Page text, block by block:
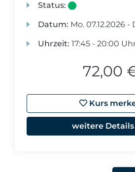
Status:
Datum: Mo. 07.12.2026 -
Uhrzeit: 17:45 - 20:00
72,00
Kurs
weitere Details